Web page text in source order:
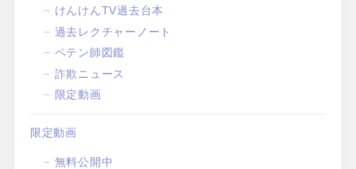
けんけんTV過去台本
過去レクチャーノート
ペテン師図鑑
詐欺ニュース
限定動画
限定動画
無料公開中